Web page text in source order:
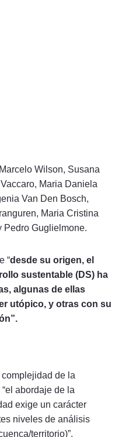
Wilson, Susana
Maria Daniela
Van Den Bosch,
Maria Cristina
Pedro Guglielmone.
“desde su origen, el
sustentable (DS) ha
algunas de ellas
utópico, y otras con su
de la
abordaje de la
exige un carácter
niveles de análisis
territorio)”.